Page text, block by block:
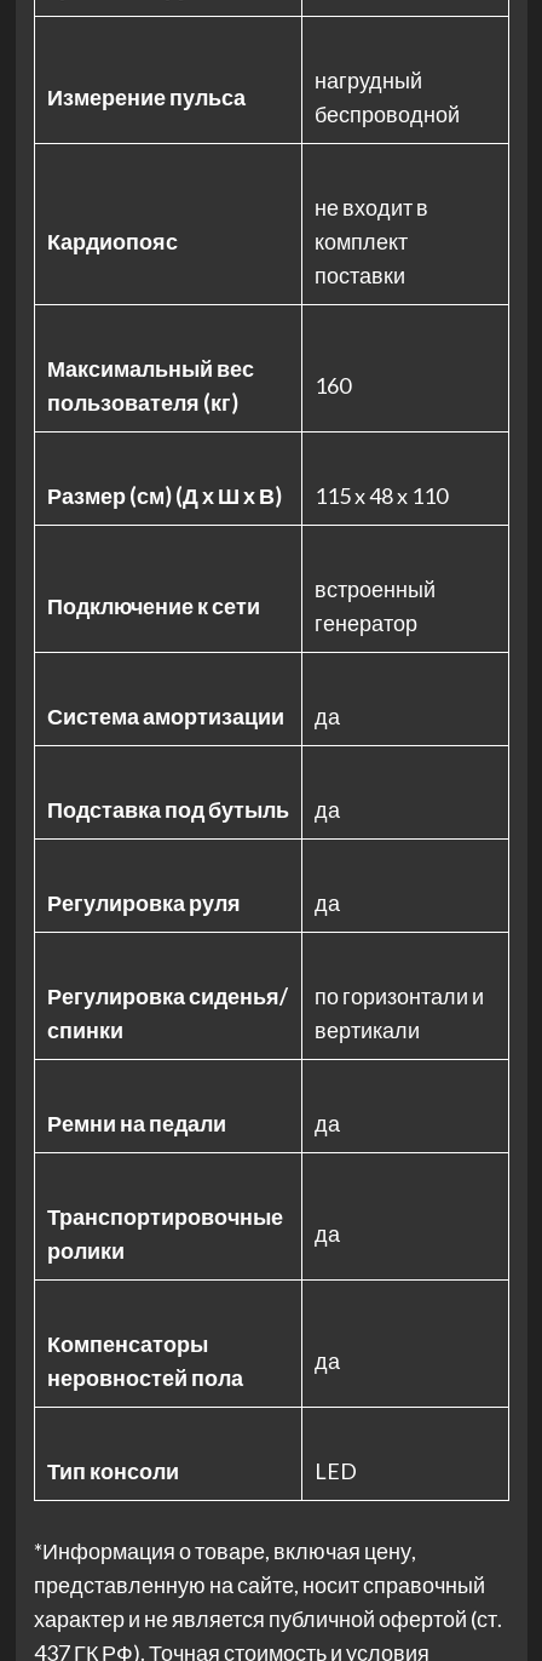
Измерение пульса
нагрудный
беспроводной
Кардиопояс
не входит в
комплект
поставки
Максимальный вес
пользователя (кг)
160
Размер (см) (Д х Ш х В) 115 x 48 x 110
Подключение к сети
встроенный
генератор
Система амортизации да
Подставка под бутыль да
Регулировка руля да
Регулировка сиденья/
спинки
по горизонтали и
вертикали
Ремни на педали да
Транспортировочные
ролики
да
Компенсаторы
неровностей пола
да
Тип консоли LED
*Информация о товаре, включая цену,
представленную на сайте, носит справочный
характер и не является публичной офертой (ст.
437 ГК РФ). Точная стоимость и условия